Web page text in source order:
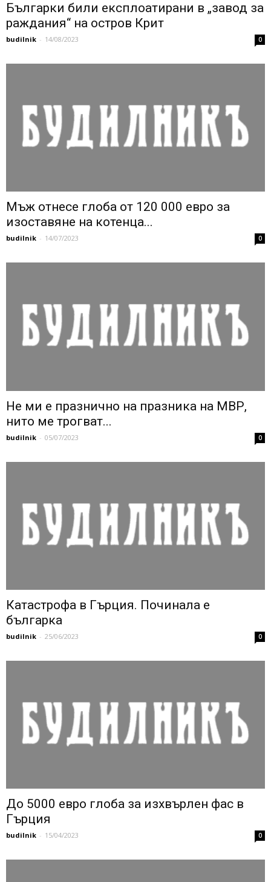
Българки били експлоатирани в „завод за
раждания“ на остров Крит
budilnik - 14/08/2023 0
Мъж отнесе глоба от 120 000 евро за
изоставяне на котенца...
budilnik - 14/07/2023 0
Не ми е празнично на празника на МВР,
нито ме трогват...
budilnik - 05/07/2023 0
Катастрофа в Гърция. Починала е
българка
budilnik - 25/06/2023 0
До 5000 евро глоба за изхвърлен фас в
Гърция
budilnik - 15/04/2023 0